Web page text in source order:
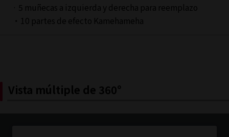
· 5 muñecas a izquierda y derecha para reemplazo
・10 partes de efecto Kamehameha
Vista múltiple de 360°